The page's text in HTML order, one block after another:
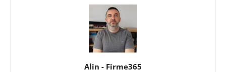
Alin - Firme365